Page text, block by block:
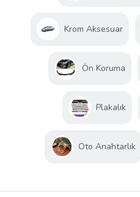
Krom Aksesuar
Ön Koruma
Plakalık
Oto Anahtarlık